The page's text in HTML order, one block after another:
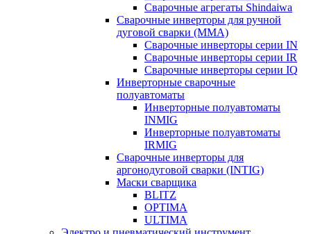
Сварочные агрегаты Shindaiwa
Сварочные инверторы для ручной
дуговой сварки (MMA)
Сварочные инверторы серии IN
Сварочные инверторы серии IR
Сварочные инверторы серии IQ
Инверторные сварочные
полуавтоматы
Инверторные полуавтоматы
INMIG
Инверторные полуавтоматы
IRMIG
Сварочные инверторы для
аргонодуговой сварки (INTIG)
Маски сварщика
BLITZ
OPTIMA
ULTIMA